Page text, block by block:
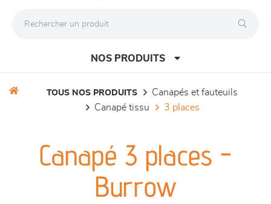
NOS PRODUITS
séjours
meubles de complément
TOUS NOS PRODUITS
canapés et fauteuils
canapé tissu
3 places
Canapé 3 places -
Burrow